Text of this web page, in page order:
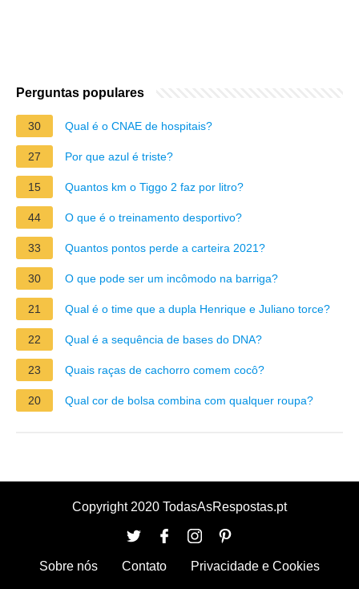
Perguntas populares
30 Qual é o CNAE de hospitais?
27 Por que azul é triste?
15 Quantos km o Tiggo 2 faz por litro?
44 O que é o treinamento desportivo?
33 Quantos pontos perde a carteira 2021?
30 O que pode ser um incômodo na barriga?
21 Qual é o time que a dupla Henrique e Juliano torce?
22 Qual é a sequência de bases do DNA?
23 Quais raças de cachorro comem cocô?
20 Qual cor de bolsa combina com qualquer roupa?
Copyright 2020 TodasAsRespostas.pt
Sobre nós Contato Privacidade e Cookies